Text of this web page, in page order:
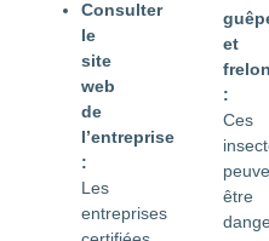
Consulter
le
site
web
de
l’entreprise
:
Les
entreprises
et
:
Ces
être